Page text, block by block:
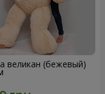
великан (бежевый)